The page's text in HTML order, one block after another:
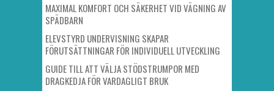
MAXIMAL KOMFORT OCH SÄKERHET VID VÄGNING AV
SPÄDBARN
ELEVSTYRD UNDERVISNING SKAPAR
FÖRUTSÄTTNINGAR FÖR INDIVIDUELL UTVECKLING
GUIDE TILL ATT VÄLJA STÖDSTRUMPOR MED
DRAGKEDJA FÖR VARDAGLIGT BRUK